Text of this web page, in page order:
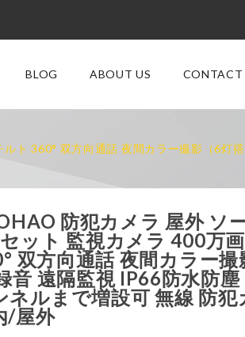
BLOG ABOUT US CONTACT
ト 360° 双方向通話 夜間カラー撮影（6灯
防犯カメラ 屋外 ソ
ット 監視カメラ 400万
双方向通話 夜間カラー
音 遠隔監視 IP66防水防
ネルまで増設可 無線 防
/屋外